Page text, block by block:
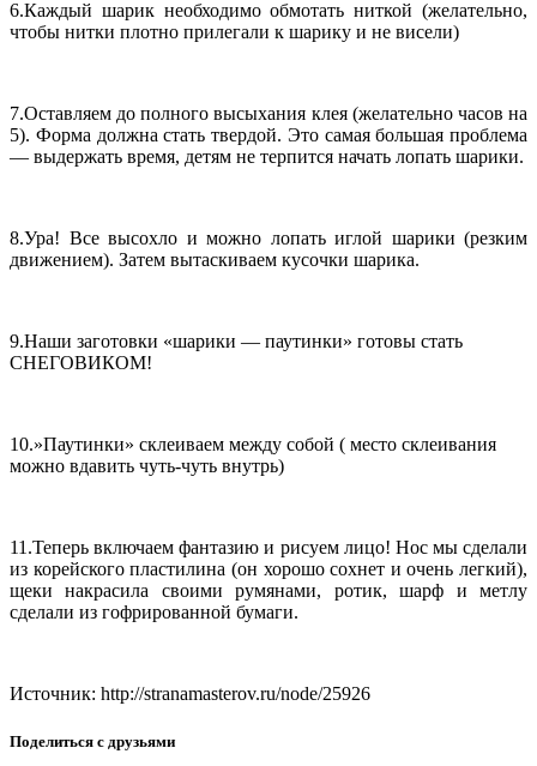
6.Каждый шарик необходимо обмотать ниткой (желательно,
чтобы нитки плотно прилегали к шарику и не висели)
7.Оставляем до полного высыхания клея (желательно часов на
5). Форма должна стать твердой. Это самая большая проблема
— выдержать время, детям не терпится начать лопать шарики.
8.Ура! Все высохло и можно лопать иглой шарики (резким
движением). Затем вытаскиваем кусочки шарика.
9.Наши заготовки «шарики — паутинки» готовы стать
СНЕГОВИКОМ!
10.»Паутинки» склеиваем между собой ( место склеивания
можно вдавить чуть-чуть внутрь)
11.Теперь включаем фантазию и рисуем лицо! Нос мы сделали
из корейского пластилина (он хорошо сохнет и очень легкий),
щеки накрасила своими румянами, ротик, шарф и метлу
сделали из гофрированной бумаги.
Источник: http://stranamasterov.ru/node/25926
Поделиться с друзьями